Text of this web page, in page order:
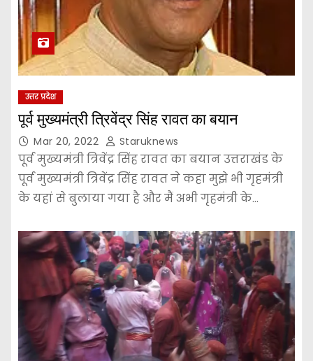
उत्तर प्रदेश
पूर्व मुख्यमंत्री त्रिवेंद्र सिंह रावत का बयान
Mar 20, 2022 Staruknews
पूर्व मुख्यमंत्री त्रिवेंद्र सिंह रावत का बयान उत्तराखंड के
पूर्व मुख्यमंत्री त्रिवेंद्र सिंह रावत ने कहा मुझे भी गृहमंत्री
के यहां से बुलाया गया है और मैं अभी गृहमंत्री के…